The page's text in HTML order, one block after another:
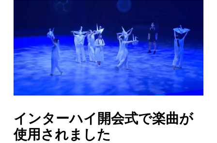
ニュース
テーマ
ライブ・スケジュール
作品
オンライン・ショップ
ギャラリー
インターハイ開会式で楽曲が
使用されました